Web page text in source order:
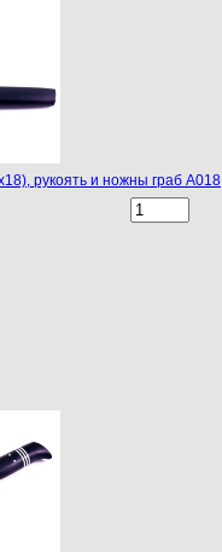
рукоять и ножны граб A018